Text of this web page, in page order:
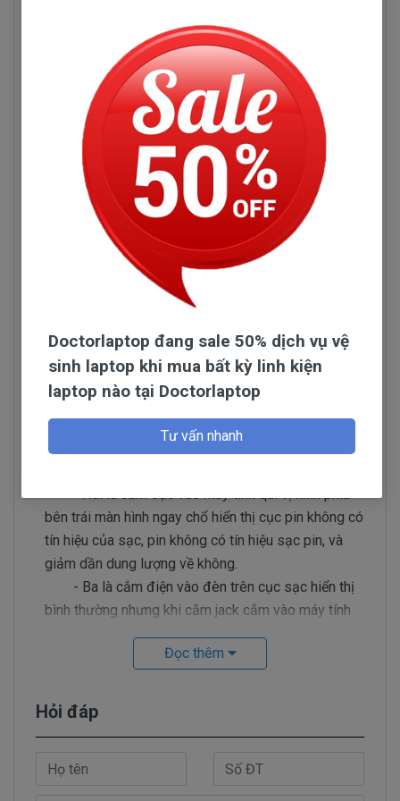
Chúng tôi tuyệt đối không nhậpSạc Dell
thấp, vì sạc sử dụng hàng ngày và lâu dài. Nên sạc
phải có chất lượng thì mới bền được nhé quí vị.
Tuyệt đối là không.
Đội ngũ nhập sạc của Doctorlaptop làm việc rất
chăm chỉ test sạc Dell và kiểm tra sạc liên tục để
chỉ tuyển chọn những nhà phân phối sạc có uy tín và
chuyên sản xuất sạc chất lượng tốt.
Sạc Dell Vostro 5568
Những hư hỏng thường gặp
Sạc Dell Vostor 5568 bị hư làm sao chúng ta
nhận biết?
Có 3 cách để nhận biết sạc dell Vostro bị hư
- Một là khi cắm điện vào đèn trên cục sạc
- Hai là cắm sạc vào máy tính quí vị nhìn phía
bên trái màn hình ngay chổ hiển thị cục pin không có
tín hiệu của sạc, pin không có tín hiệu sạc pin, và
giảm dần dung lượng về không.
- Ba là cắm điện vào đèn trên cục sạc hiển thị
bình thường nhưng khi cắm jack cắm vào máy tính
thì đèn tắt. Trường hợp này cục sạc không bị hư nhé
quý vị, Lúc này ta kiểm tra như sau tìm cục sạc dell
tắt ta biết chính xác mạch nguồn trên laptop đã bị
Sạc Laptop Dell Vostro 5568
Đọc thêm
Hỏi đáp
Doctorlaptop đang sale 50% dịch vụ vệ
sinh laptop khi mua bất kỳ linh kiện
laptop nào tại Doctorlaptop
Tư vấn nhanh